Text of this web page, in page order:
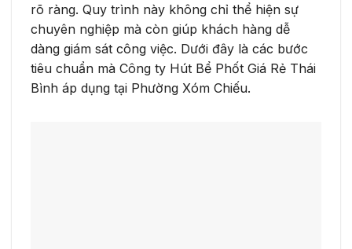
rõ ràng. Quy trình này không chỉ thể hiện sự
chuyên nghiệp mà còn giúp khách hàng dễ
dàng giám sát công việc. Dưới đây là các bước
tiêu chuẩn mà Công ty Hút Bể Phốt Giá Rẻ Thái
Bình áp dụng tại Phường Xóm Chiếu.